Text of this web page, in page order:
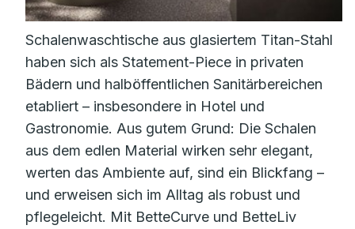
Schalenwaschtische aus glasiertem Titan-Stahl
haben sich als Statement-Piece in privaten
Bädern und halböffentlichen Sanitärbereichen
etabliert – insbesondere in Hotel und
Gastronomie. Aus gutem Grund: Die Schalen
aus dem edlen Material wirken sehr elegant,
werten das Ambiente auf, sind ein Blickfang –
und erweisen sich im Alltag als robust und
pflegeleicht. Mit BetteCurve und BetteLiv